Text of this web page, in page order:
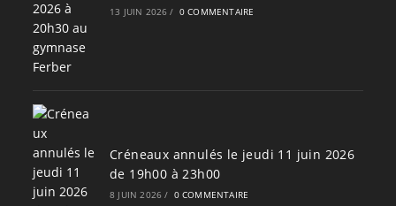
13 JUIN 2026 / 0 COMMENTAIRE
Créneaux annulés le jeudi 11 juin 2026
de 19h00 à 23h00
8 JUIN 2026 / 0 COMMENTAIRE